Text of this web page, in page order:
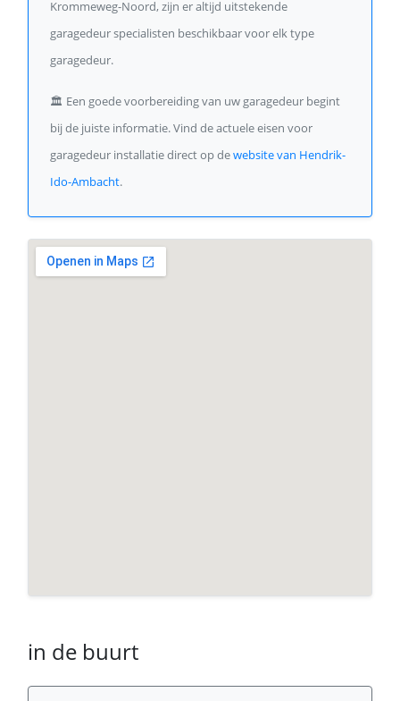
Krommeweg-Noord, zijn er altijd uitstekende
garagedeur specialisten beschikbaar voor elk type
garagedeur.
🏛️ Een goede voorbereiding van uw garagedeur begint
bij de juiste informatie. Vind de actuele eisen voor
garagedeur installatie direct op dewebsite van Hendrik-
Ido-Ambacht.
in de buurt